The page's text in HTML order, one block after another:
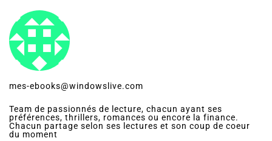
mes-ebooks@windowslive.com
Team de passionnés de lecture, chacun ayant ses
préférences, thrillers, romances ou encore la finance.
Chacun partage selon ses lectures et son coup de coeur
du moment